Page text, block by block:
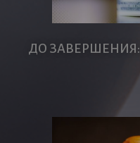
ДО ЗАВЕРШЕНИЯ: